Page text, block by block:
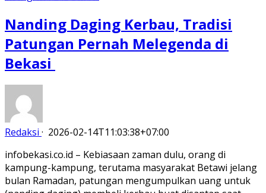
Nanding Daging Kerbau, Tradisi
Patungan Pernah Melegenda di
Bekasi
Redaksi · 2026-02-14T11:03:38+07:00
infobekasi.co.id – Kebiasaan zaman dulu, orang di
kampung-kampung, terutama masyarakat Betawi jelang
bulan Ramadan, patungan mengumpulkan uang untuk